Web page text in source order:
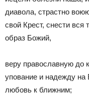
диавола, страстно
свой Крест, снести вся
образ Божий,
веру православную до
упование и надежду
любовь к ближним;